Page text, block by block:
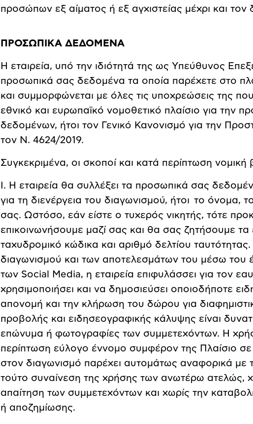
προσώπων εξ αίματος ή εξ αγχιστείας μέχρι και
ΠΡΟΣΩΠΙΚΑ ΔΕΔΟΜΕΝΑ
Η εταιρεία, υπό την ιδιότητά της ως Υπεύθυνος
προσωπικά σας δεδομένα τα οποία παρέχετε στο
και συμμορφώνεται με όλες τις υποχρεώσεις της
εθνικό και ευρωπαϊκό νομοθετικό πλαίσιο για την
δεδομένων, ήτοι τον Γενικό Κανονισμό για την
τον Ν. 4624/2019.
Συγκεκριμένα, οι σκοποί και κατά περίπτωση νομική
Ι. Η εταιρεία θα συλλέξει τα προσωπικά σας
για τη διενέργεια του διαγωνισμού, ήτοι το όνομα,
σας. Ωστόσο, εάν είστε ο τυχερός νικητής, τότε
επικοινωνήσουμε μαζί σας και θα σας ζητήσουμε τα
ταχυδρομικό κώδικα και αριθμό δελτίου
διαγωνισμού και των αποτελεσμάτων του μέσω του
των Social Media, η εταιρεία επιφυλάσσει για τον
χρησιμοποιήσει και να δημοσιεύσει οποιοδήποτε
απονομή και την κλήρωση του δώρου για
προβολής και ειδησεογραφικής κάλυψης είναι
επώνυμα ή φωτογραφίες των συμμετεχόντων. Η
περίπτωση εύλογο έννομο συμφέρον της Πλαίσιο
στον διαγωνισμό παρέχει αυτομάτως αναφορικά
τούτο συναίνεση της χρήσης των ανωτέρω ατελώς,
απαίτηση των συμμετεχόντων και χωρίς την
ή αποζημίωσης.